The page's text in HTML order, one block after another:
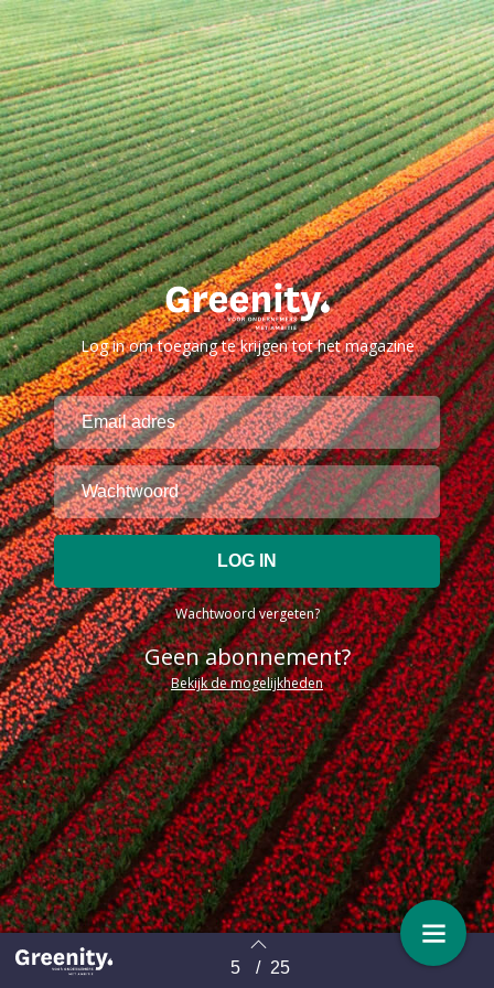
Terug naar overzicht 5 / 25
Log in om toegang te krijgen tot het magazine
Wachtwoord vergeten?
Geen abonnement?
Bekijk de mogelijkheden